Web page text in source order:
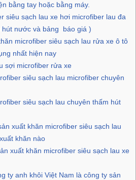
bằng tay hoặc bằng máy.
siêu sạch lau xe hơi microfiber lau đa
hút nước và bảng báo giá )
microfiber siêu sạch lau rửa xe ô tô
nhất hiện nay
sợi microfiber rửa xe
siêu sạch lau microfiber chuyên
siêu sạch lau chuyên thấm hút
xuất khăn microfiber siêu sạch lau
khăn nào
xuất khăn microfiber siêu sạch lau xe
ty anh khôi Việt Nam là công ty sản